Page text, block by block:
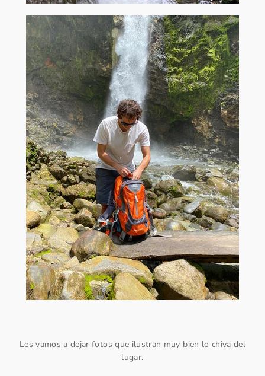
Les vamos a dejar fotos que ilustran muy bien lo chiva del
lugar.